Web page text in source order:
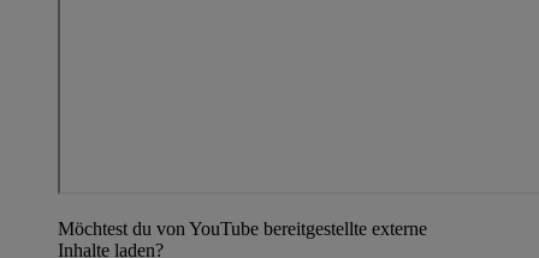
Möchtest du von YouTube bereitgestellte externe
Inhalte laden?